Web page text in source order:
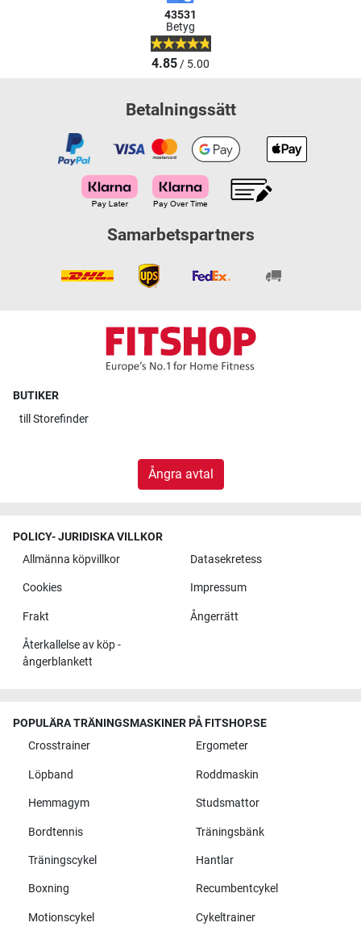
43531
Betyg
4.85/ 5.00
Betalningssätt
Samarbetspartners
BUTIKER
till Storefinder
Ångra avtal
POLICY- JURIDISKA VILLKOR
Allmänna köpvillkor
Datasekretess
Cookies Impressum
Frakt Ångerrätt
Återkallelse av köp -
ångerblankett
POPULÄRA TRÄNINGSMASKINER PÅ FITSHOP.SE
Crosstrainer
Ergometer
Löpband Roddmaskin
Hemmagym Studsmattor
Bordtennis Träningsbänk
Träningscykel Hantlar
Boxning Recumbentcykel
Motionscykel Cykeltrainer